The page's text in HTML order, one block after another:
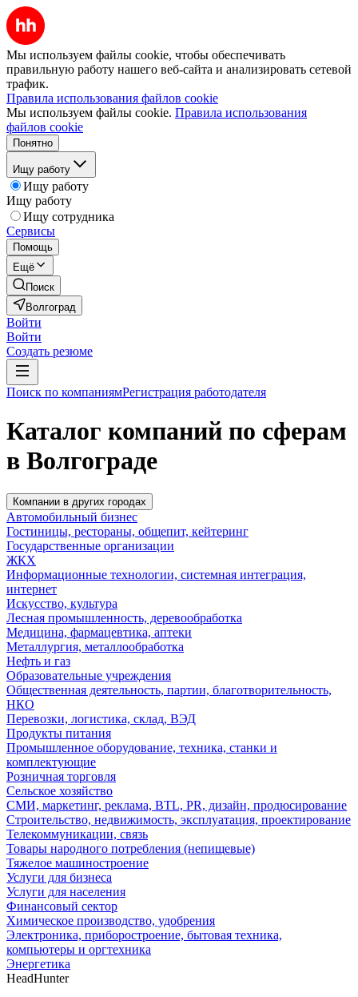
Мы используем файлы cookie, чтобы обеспечивать
правильную работу нашего веб-сайта и анализировать сетевой
трафик.
Правила использования файлов cookie
Мы используем файлы cookie. Правила использования
файлов cookie
Понятно
Ищу работу
Ищу работу
Ищу работу
Ищу сотрудника
Сервисы
Помощь
Ещё
Поиск
Волгоград
Войти
Войти
Создать резюме
Поиск по компаниямРегистрация работодателя
Каталог компаний по сферам
в Волгограде
Компании в других городах
Автомобильный бизнес
Гостиницы, рестораны, общепит, кейтеринг
Государственные организации
ЖКХ
Информационные технологии, системная интеграция,
интернет
Искусство, культура
Лесная промышленность, деревообработка
Медицина, фармацевтика, аптеки
Металлургия, металлообработка
Нефть и газ
Образовательные учреждения
Общественная деятельность, партии, благотворительность,
НКО
Перевозки, логистика, склад, ВЭД
Продукты питания
Промышленное оборудование, техника, станки и
комплектующие
Розничная торговля
Сельское хозяйство
СМИ, маркетинг, реклама, BTL, PR, дизайн, продюсирование
Строительство, недвижимость, эксплуатация, проектирование
Телекоммуникации, связь
Товары народного потребления (непищевые)
Тяжелое машиностроение
Услуги для бизнеса
Услуги для населения
Финансовый сектор
Химическое производство, удобрения
Электроника, приборостроение, бытовая техника,
компьютеры и оргтехника
Энергетика
HeadHunter